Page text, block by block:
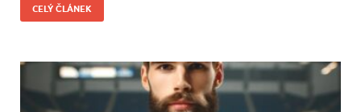
CELÝ ČLÁNEK